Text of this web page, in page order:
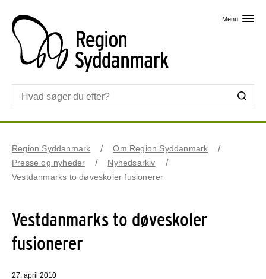
Menu
Region Syddanmark
Om Region Syddanmark
Presse og nyheder
Nyhedsarkiv
Vestdanmarks to døveskoler fusionerer
Vestdanmarks to døveskoler
fusionerer
27. april 2010